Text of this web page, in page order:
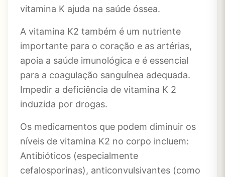
vitamina K ajuda na saúde óssea.
A vitamina K2 também é um nutriente
importante para o coração e as artérias,
apoia a saúde imunológica e é essencial
para a coagulação sanguínea adequada.
Impedir a deficiência de vitamina K 2
induzida por drogas.
Os medicamentos que podem diminuir os
níveis de vitamina K2 no corpo incluem:
Antibióticos (especialmente
cefalosporinas), anticonvulsivantes (como